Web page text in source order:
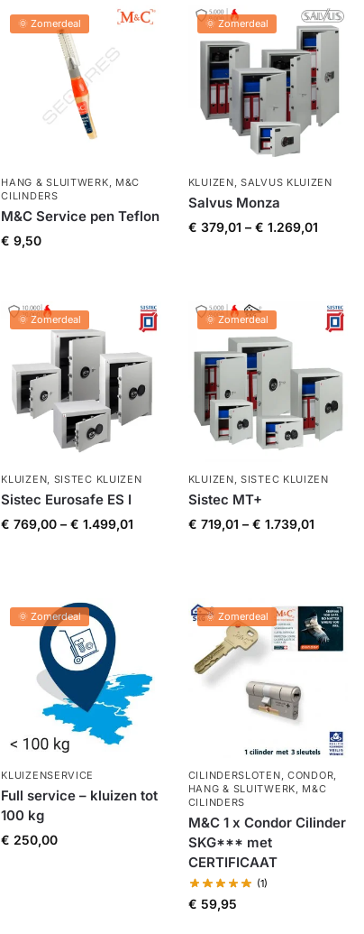
🌞 Zomerdeal
HANG & SLUITWERK, M&C
CILINDERS
M&C Service pen Teflon
€ 9,50
🌞 Zomerdeal
KLUIZEN,SALVUS KLUIZEN
Salvus Monza
€ 379,01 – € 1.269,01
🌞 Zomerdeal
KLUIZEN SISTEC KLUIZEN
Sistec Eurosafe ES I
€ 769,00 – € 1.499,01
🌞 Zomerdeal
KLUIZEN ,SISTEC KLUIZEN
Sistec MT+
€ 719,01 – € 1.739,01
🌞 Zomerdeal
KLUIZENSERVICE
Full service – kluizen tot
100 kg
€ 250,00
🌞 Zomerdeal
CILINDERSLOTEN, CONDOR,
HANG & SLUITWERK, M&C
CILINDERS
M&C 1 x Condor Cilinder
SKG*** met
CERTIFICAAT
(1)
€ 59,95